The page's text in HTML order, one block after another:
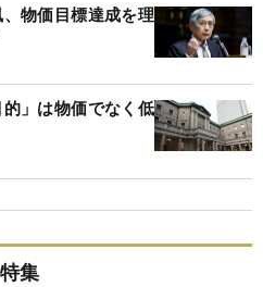
、物価目標達成を理
」は物価でなく低
特集